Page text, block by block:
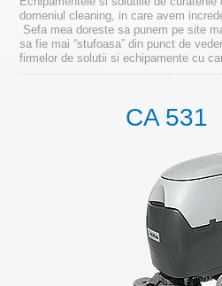
domeniul cleaning, in care avem
Sefa mea doreste sa punem pe site
sa fie mai “stufoasa” din punct de
firmelor de solutii si echipamente cu
CA 531